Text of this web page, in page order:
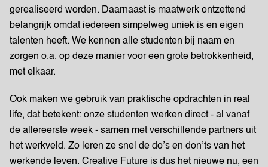
gerealiseerd worden. Daarnaast is maatwerk ontzettend
belangrijk omdat iedereen simpelweg uniek is en eigen
talenten heeft. We kennen alle studenten bij naam en
zorgen o.a. op deze manier voor een grote betrokkenheid,
met elkaar.
Ook maken we gebruik van praktische opdrachten in real
life, dat betekent: onze studenten werken direct - al vanaf
de allereerste week - samen met verschillende partners uit
het werkveld. Zo leren ze snel de do’s en don’ts van het
werkende leven. Creative Future is dus het nieuwe nu, een